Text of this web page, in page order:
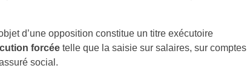
d’une opposition constitue un titre exécutoire
forcée telle que la saisie sur salaires, sur comptes
social.